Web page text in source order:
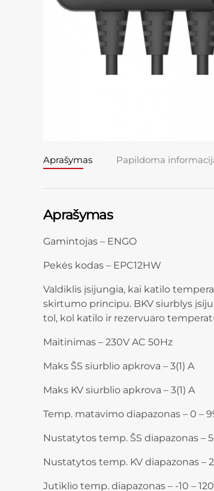
Aprašymas Papildoma
Aprašymas
Gamintojas – ENGO
Pekės kodas – EPC12HW
Valdiklis įsijungia, kai katilo
skirtumo principu. BKV siurblys
tol, kol katilo ir rezervuaro
Maitinimas – 230V AC 50Hz
Maks ŠS siurblio apkrova – 3(1) A
Maks KV siurblio apkrova – 3(1) A
Temp. matavimo diapazonas – 0 –
Nustatytos temp. ŠS diapazonas – 5
Nustatytos temp. KV diapazonas –
Jutiklio temp. diapazonas – -10 –